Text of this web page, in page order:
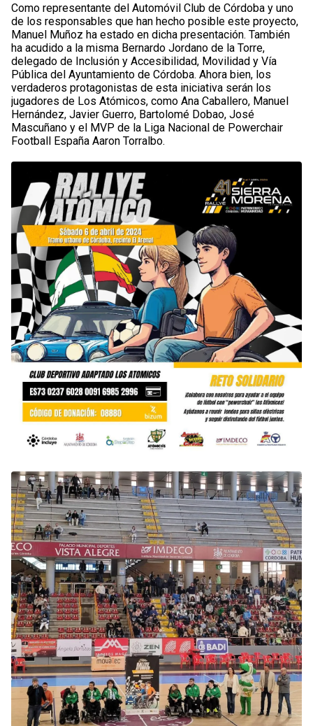
Como representante del Automóvil Club de Córdoba y uno
de los responsables que han hecho posible este proyecto,
Manuel Muñoz ha estado en dicha presentación. También
ha acudido a la misma Bernardo Jordano de la Torre,
delegado de Inclusión y Accesibilidad, Movilidad y Vía
Pública del Ayuntamiento de Córdoba. Ahora bien, los
verdaderos protagonistas de esta iniciativa serán los
jugadores de Los Atómicos, como Ana Caballero, Manuel
Hernández, Javier Guerro, Bartolomé Dobao, José
Mascuñano y el MVP de la Liga Nacional de Powerchair
Football España Aaron Torralbo.